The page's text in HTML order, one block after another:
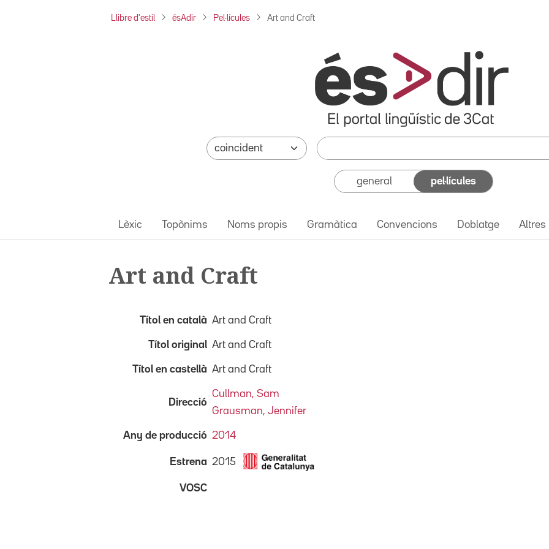
Llibre d'estil ésAdir Pel·lícules Art and Craft
general pel·lícules
Lèxic Topònims Noms propis Gramàtica Convencions Doblatge Altres
Art and Craft
Títol en català Art and Craft
Títol original Art and Craft
Títol en castellà Art and Craft
Direcció
Cullman, Sam
Grausman, Jennifer
Any de producció 2014
Estrena 2015
VOSC